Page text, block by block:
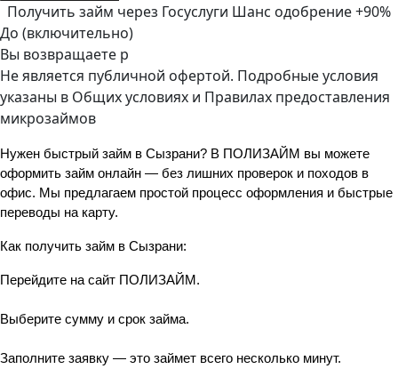
Получить займ через Госуслуги Шанс одобрение +90%
До (включительно)
Вы возвращаете р
Не является публичной офертой. Подробные условия
указаны в Общих условиях и Правилах предоставления
микрозаймов
Нужен быстрый займ в Сызрани? В ПОЛИЗАЙМ вы можете
оформить займ онлайн — без лишних проверок и походов в
офис. Мы предлагаем простой процесс оформления и быстрые
переводы на карту.
Как получить займ в Сызрани:
Перейдите на сайт ПОЛИЗАЙМ.
Выберите сумму и срок займа.
Заполните заявку — это займет всего несколько минут.